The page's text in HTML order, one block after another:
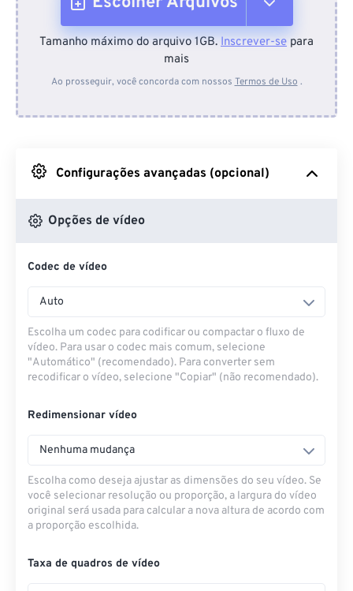
Do dispositivo
Do Google Drive
Do OneDrive
Tamanho máximo do arquivo 1GB. Inscrever-se para
mais
Ao prosseguir, você concorda com nossos Termos de Uso .
Configurações avançadas (opcional)
Opções de vídeo
Codec de vídeo
Auto
Escolha um codec para codificar ou compactar o fluxo de
vídeo. Para usar o codec mais comum, selecione
"Automático" (recomendado). Para converter sem
recodificar o vídeo, selecione "Copiar" (não recomendado).
Redimensionar vídeo
Nenhuma mudança
Escolha como deseja ajustar as dimensões do seu vídeo. Se
você selecionar resolução ou proporção, a largura do vídeo
original será usada para calcular a nova altura de acordo com
a proporção escolhida.
Taxa de quadros de vídeo